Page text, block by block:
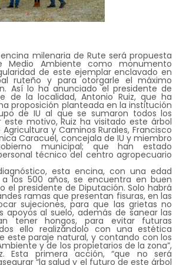
milenaria de Rute será propuesta
Medio Ambiente como monumento
de este ejemplar enclavado en
ruteño y para otorgarle el máximo
Así lo ha anunciado el presidente de
de la localidad, Antonio Ruiz, que ha
proposición planteada en la institución
de IU al que se sumaron todos los
este motivo, Ruiz ha visitado este árbol
y Caminos Rurales, Francisco
Caracuel, concejala de IU y miembro
municipal; que han estado
técnico del centro agropecuario
esta encina, con una edad
los 500 años, se encuentra en buen
el presidente de Diputación. Solo habrá
ramas que presentan fisuras, en las
sujeciones, para que las grietas no
apoyos al suelo, además de sanear las
tener hongos, para evitar futuras
ello realizándolo con una estética
este paraje natural, y contando con los
y de los propietarios de la zona”,
Esta primera acción, “que no será
“la salud y el futuro de este árbol